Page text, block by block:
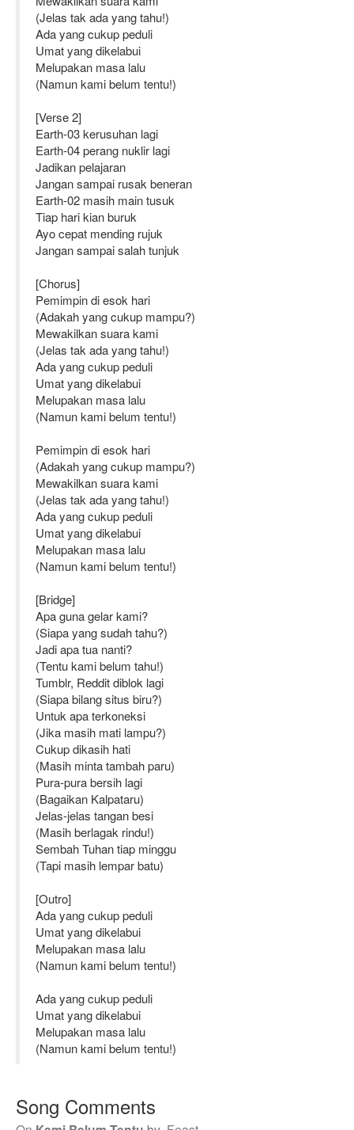
(Jelas tak ada yang tahu!)
Ada yang cukup peduli
Umat yang dikelabui
Melupakan masa lalu
(Namun kami belum tentu!)
[Verse 2]
Earth-03 kerusuhan lagi
Earth-04 perang nuklir lagi
Jadikan pelajaran
Jangan sampai rusak beneran
Earth-02 masih main tusuk
Tiap hari kian buruk
Ayo cepat mending rujuk
Jangan sampai salah tunjuk
[Chorus]
Pemimpin di esok hari
(Adakah yang cukup mampu?)
Mewakilkan suara kami
(Jelas tak ada yang tahu!)
Ada yang cukup peduli
Umat yang dikelabui
Melupakan masa lalu
(Namun kami belum tentu!)
Pemimpin di esok hari
(Adakah yang cukup mampu?)
Mewakilkan suara kami
(Jelas tak ada yang tahu!)
Ada yang cukup peduli
Umat yang dikelabui
Melupakan masa lalu
(Namun kami belum tentu!)
[Bridge]
Apa guna gelar kami?
(Siapa yang sudah tahu?)
Jadi apa tua nanti?
(Tentu kami belum tahu!)
Tumblr, Reddit diblok lagi
(Siapa bilang situs biru?)
Untuk apa terkoneksi
(Jika masih mati lampu?)
Cukup dikasih hati
(Masih minta tambah paru)
Pura-pura bersih lagi
(Bagaikan Kalpataru)
Jelas-jelas tangan besi
(Masih berlagak rindu!)
Sembah Tuhan tiap minggu
(Tapi masih lempar batu)
[Outro]
Ada yang cukup peduli
Umat yang dikelabui
Melupakan masa lalu
(Namun kami belum tentu!)
Ada yang cukup peduli
Umat yang dikelabui
Melupakan masa lalu
(Namun kami belum tentu!)
Song Comments